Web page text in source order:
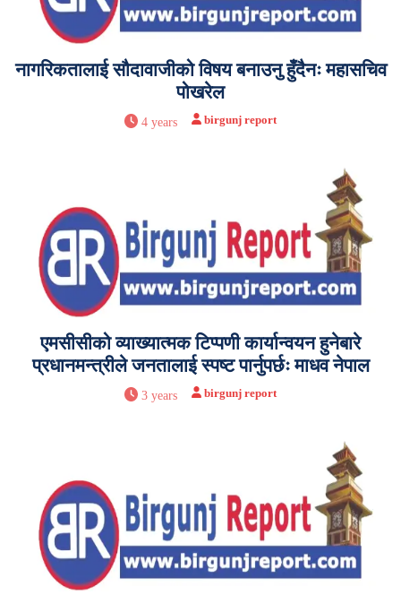
नागरिकतालाई सौदावाजीको विषय बनाउनु हुँदैनः महासचिव
पोखरेल
4 years birgunj report
एमसीसीको व्याख्यात्मक टिप्पणी कार्यान्वयन हुनेबारे
प्रधानमन्त्रीले जनतालाई स्पष्ट पार्नुपर्छः माधव नेपाल
3 years birgunj report